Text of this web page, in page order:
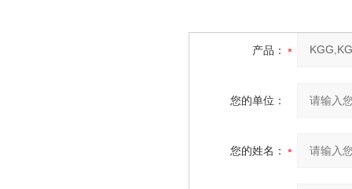
产品：
您的单位：
您的姓名：